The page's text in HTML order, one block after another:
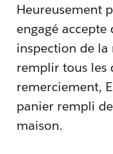
Heureusement
engagé accepte
inspection de la
remplir tous les
remerciement,
panier rempli
maison.